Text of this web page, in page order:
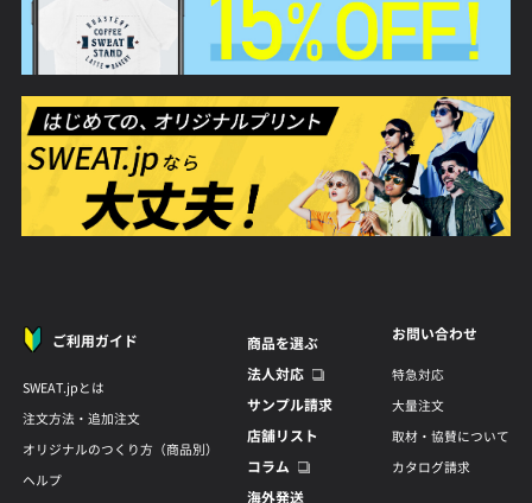
ご利用ガイド
SWEAT.jpとは
注文方法・追加注文
オリジナルのつくり方（商品別）
ヘルプ
商品を選ぶ
法人対応
サンプル請求
店舗リスト
コラム
海外発送
お問い合わせ
特急対応
大量注文
取材・協賛について
カタログ請求